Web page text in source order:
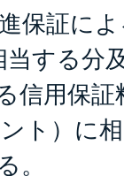
保証に
当する分
信用保
ト）に
。